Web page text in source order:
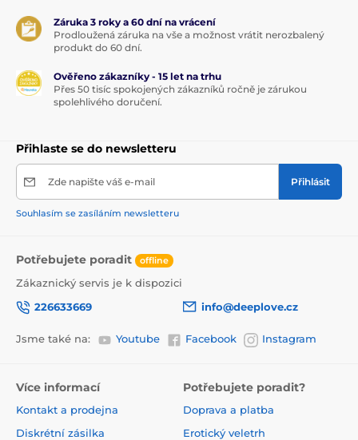
Záruka 3 roky a 60 dní na vrácení
Prodloužená záruka na vše a možnost vrátit nerozbalený
produkt do 60 dní.
Ověřeno zákazníky - 15 let na trhu
Přes 50 tisíc spokojených zákazníků ročně je zárukou
spolehlivého doručení.
Přihlaste se do newsletteru
Zde napište váš e-mail Přihlásit
Souhlasím se zasíláním newsletteru
Potřebujete poradit offline
Zákaznický servis je k dispozici
226633669
info@deeplove.cz
Jsme také na: Youtube Facebook Instagram
Více informací
Kontakt a prodejna
Diskrétní zásilka
Potřebujete poradit?
Doprava a platba
Erotický veletrh